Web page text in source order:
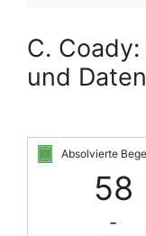
C.
und Daten
Absolvierte
58
-